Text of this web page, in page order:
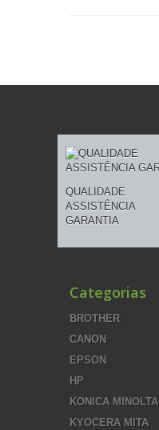
QUALIDADE
ASSISTÊNCIA
GARANTIA
Categorias
BROTHER
CANON
EPSON
HP
KONICA MINOLTA
KYOCERA MITA